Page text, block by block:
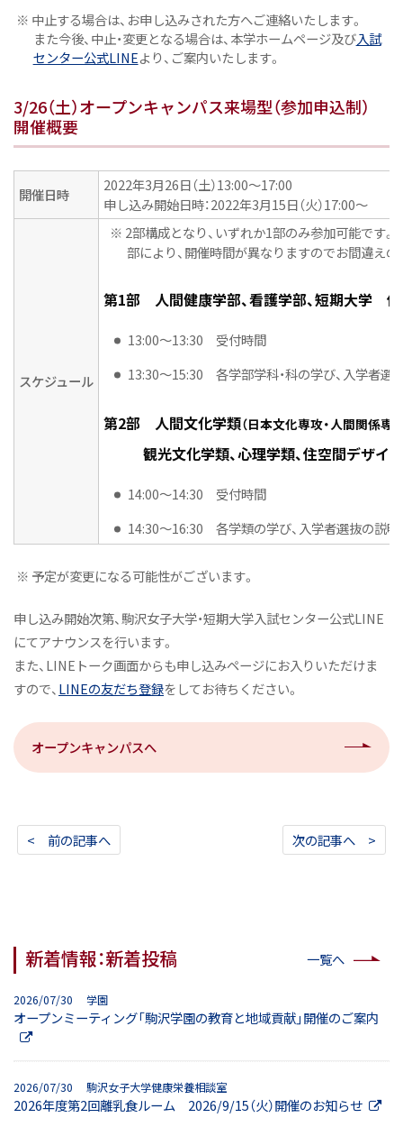
※ 中止する場合は、お申し込みされた方へご連絡いたします。
また今後、中止・変更となる場合は、本学ホームページ及び入試
センター公式LINEより、ご案内いたします。
3/26（土）オープンキャンパス来場型（参加申込制）
開催概要
開催日時
2022年3月26日（土）13:00〜17:00
申し込み開始日時：2022年3月15日（火）17:00～
スケジュール
※ 2部構成となり、いずれか1部のみ参加可能です。
部により、開催時間が異なりますのでお間違え
第1部 人間健康学部、看護学部、短期大学
13:00～13:30 受付時間
13:30～15:30 各学部学科・科の学び、入学者選
第2部 人間文化学類（日本文化専攻・人間関係専
観光文化学類、心理学類、住空間デザイ
14:00～14:30 受付時間
14:30～16:30 各学類の学び、入学者選抜の説明
※ 予定が変更になる可能性がございます。
申し込み開始次第、駒沢女子大学・短期大学入試センター公式LINE
にてアナウンスを行います。
また、LINEトーク画面からも申し込みページにお入りいただけま
すので、 LINEの友だち登録をしてお待ちください。
オープンキャンパスへ
< 前の記事へ 次の記事へ >
新着情報：新着投稿 一覧へ
2026/07/30 学園
オープンミーティング「駒沢学園の教育と地域貢献」開催のご案内
2026/07/30 駒沢女子大学健康栄養相談室
2026年度第2回離乳食ルーム 2026/9/15（火）開催のお知らせ